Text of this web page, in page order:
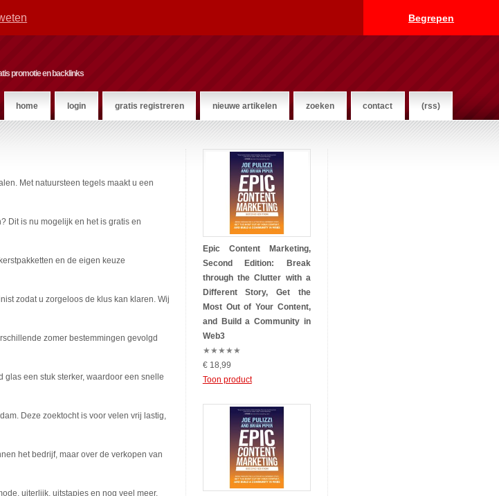
Begrepen
promotie en backlinks
home login gratis registreren nieuwe artikelen zoeken contact (rss)
Met natuursteen tegels maakt u een
Dit is nu mogelijk en het is gratis en
en de eigen keuze
zodat u zorgeloos de klus kan klaren. Wij
zomer bestemmingen gevolgd
een stuk sterker, waardoor een snelle
Deze zoektocht is voor velen vrij lastig,
het bedrijf, maar over de verkopen van
uiterlijk, uitstapjes en nog veel meer.
Epic Content Marketing,
Second Edition: Break
through the Clutter with a
Different Story, Get the
Most Out of Your Content,
and Build a Community in
Web3
★★★★★
€ 18,99
Toon product